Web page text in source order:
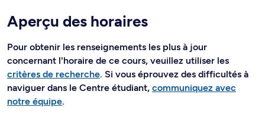
Aperçu des horaires
Pour obtenir les renseignements les plus à jour
concernant l'horaire de ce cours, veuillez utiliser les
critères de recherche. Si vous éprouvez des difficultés à
naviguer dans le Centre étudiant, communiquez avec
notre équipe.